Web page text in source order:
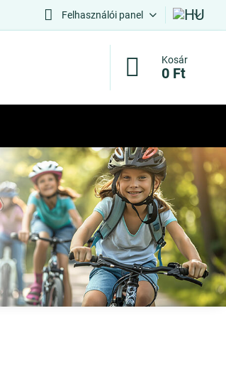
Felhasználói panel
Kosár
0 Ft